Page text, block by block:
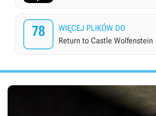
78
WIĘCEJ PLIKÓW DO
Return to Castle Wolfenstein